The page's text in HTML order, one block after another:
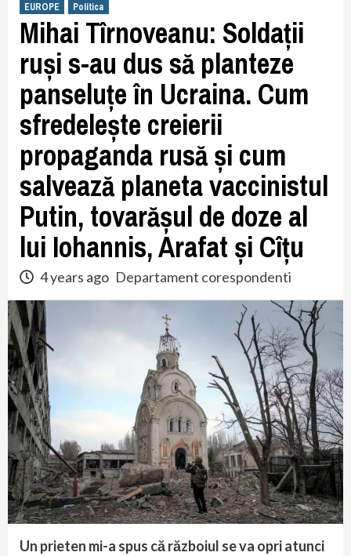
EUROPE Politica
Mihai Tîrnoveanu: Soldații
ruși s-au dus să planteze
panseluțe în Ucraina. Cum
sfredelește creierii
propaganda rusă și cum
salvează planeta vaccinistul
Putin, tovarășul de doze al
lui Iohannis, Arafat și Cîțu
4 years ago Departament corespondenti
Un prieten mi-a spus că războiul se va opri atunci